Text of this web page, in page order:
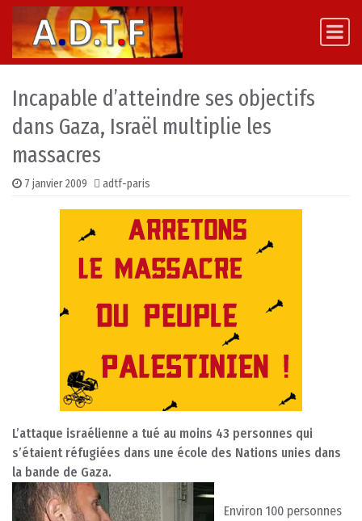
Skip to content
Main Navigation
Incapable d’atteindre ses objectifs
dans Gaza, Israël multiplie les
massacres
7 janvier 2009 adtf-paris
L’attaque israélienne a tué au moins 43 personnes qui
s’étaient réfugiées dans une école des Nations unies dans
la bande de Gaza.
Environ 100 personnes